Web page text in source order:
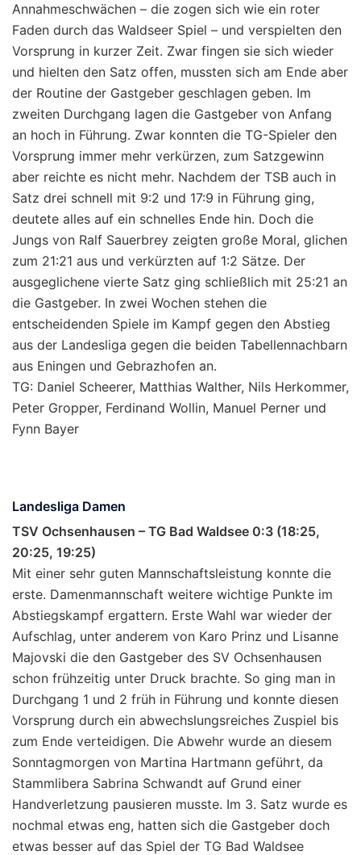
Annahmeschwächen – die zogen sich wie ein roter
Faden durch das Waldseer Spiel – und verspielten den
Vorsprung in kurzer Zeit. Zwar fingen sie sich wieder
und hielten den Satz offen, mussten sich am Ende aber
der Routine der Gastgeber geschlagen geben. Im
zweiten Durchgang lagen die Gastgeber von Anfang
an hoch in Führung. Zwar konnten die TG-Spieler den
Vorsprung immer mehr verkürzen, zum Satzgewinn
aber reichte es nicht mehr. Nachdem der TSB auch in
Satz drei schnell mit 9:2 und 17:9 in Führung ging,
deutete alles auf ein schnelles Ende hin. Doch die
Jungs von Ralf Sauerbrey zeigten große Moral, glichen
zum 21:21 aus und verkürzten auf 1:2 Sätze. Der
ausgeglichene vierte Satz ging schließlich mit 25:21 an
die Gastgeber. In zwei Wochen stehen die
entscheidenden Spiele im Kampf gegen den Abstieg
aus der Landesliga gegen die beiden Tabellennachbarn
aus Eningen und Gebrazhofen an.
TG: Daniel Scheerer, Matthias Walther, Nils Herkommer,
Peter Gropper, Ferdinand Wollin, Manuel Perner und
Fynn Bayer
Landesliga Damen
TSV Ochsenhausen – TG Bad Waldsee 0:3 (18:25,
20:25, 19:25)
Mit einer sehr guten Mannschaftsleistung konnte die
erste. Damenmannschaft weitere wichtige Punkte im
Abstiegskampf ergattern. Erste Wahl war wieder der
Aufschlag, unter anderem von Karo Prinz und Lisanne
Majovski die den Gastgeber des SV Ochsenhausen
schon frühzeitig unter Druck brachte. So ging man in
Durchgang 1 und 2 früh in Führung und konnte diesen
Vorsprung durch ein abwechslungsreiches Zuspiel bis
zum Ende verteidigen. Die Abwehr wurde an diesem
Sonntagmorgen von Martina Hartmann geführt, da
Stammlibera Sabrina Schwandt auf Grund einer
Handverletzung pausieren musste. Im 3. Satz wurde es
nochmal etwas eng, hatten sich die Gastgeber doch
etwas besser auf das Spiel der TG Bad Waldsee